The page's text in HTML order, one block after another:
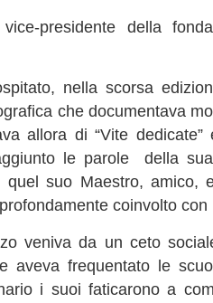
presidente della
nella scorsa
che documentava
allora di “Vite
le parole della
quel suo Maestro, amico,
coinvolto
veniva da un ceto
aveva frequentato le
i suoi faticarono a